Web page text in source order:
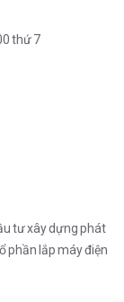
thứ 7
tư xây dựng phát
phần lắp máy điện